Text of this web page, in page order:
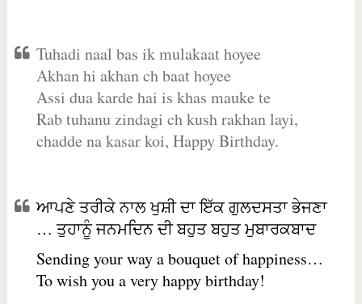
Tuhadi naal bas ik mulakaat hoyee
Akhan hi akhan ch baat hoyee
Assi dua karde hai is khas mauke te
Rab tuhanu zindagi ch kush rakhan layi,
chadde na kasar koi, Happy Birthday.
ਆਪਣੇ ਤਰੀਕੇ ਨਾਲ ਖੁਸ਼ੀ ਦਾ ਇੱਕ ਗੁਲਦਸਤਾ ਭੇਜਣਾ
… ਤੁਹਾਨੂੰ ਜਨਮਦਿਨ ਦੀ ਬਹੁਤ ਬਹੁਤ ਮੁਬਾਰਕਬਾਦ
Sending your way a bouquet of happiness…
To wish you a very happy birthday!